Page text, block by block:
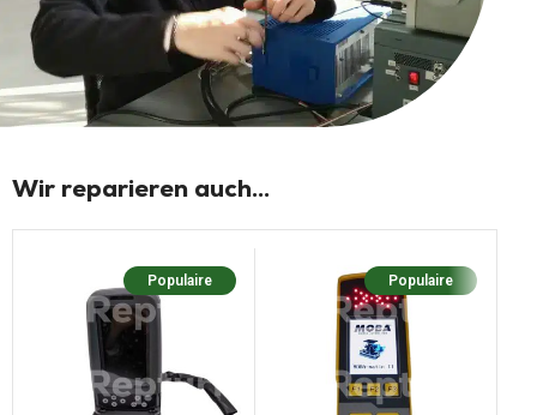
Wir reparieren auch...
Populaire Populaire